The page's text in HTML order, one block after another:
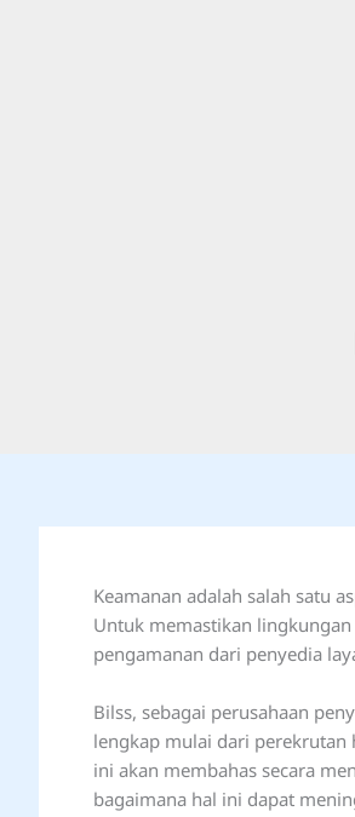
Keamanan adalah salah satu
Untuk memastikan
pengamanan dari penyedia
Bilss, sebagai perusahaan
lengkap mulai dari perekrutan
ini akan membahas secara
bagaimana hal ini dapat